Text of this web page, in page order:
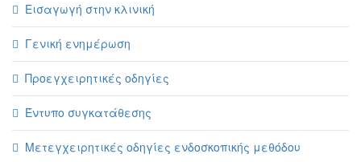
Εισαγωγή στην κλινική
Γενική ενημέρωση
Προεγχειρητικές οδηγίες
Έντυπο συγκατάθεσης
Μετεγχειρητικές οδηγίες ενδοσκοπικής μεθόδου